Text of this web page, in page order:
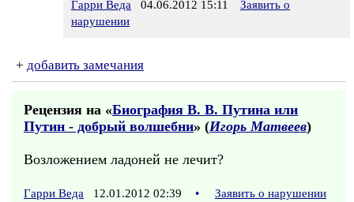
Гарри Веда 04.06.2012 15:11
Заявить о
нарушении
+ добавить замечания
Рецензия на «Биография В. В. Путина или
Путин - добрый волшебни» (Игорь Матвеев)
Возложением ладоней не лечит?
Гарри Веда 12.01.2012 02:39 • Заявить о нарушении